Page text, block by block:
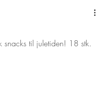
snacks til juletiden! 18 stk.